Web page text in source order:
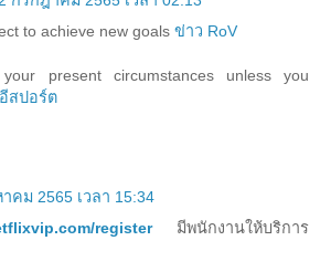
to achieve new goals ข่าว RoV
present circumstances unless you
สปอร์ต
คม 2565 เวลา 15:34
registerมีพนักงานให้บริการ